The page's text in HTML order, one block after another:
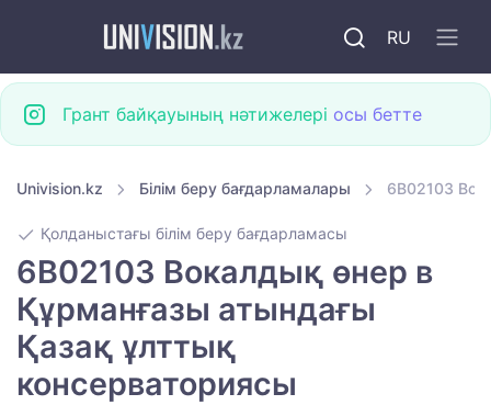
RU
Грант байқауының нәтижелері осы бетте
Univision.kz Білім беру бағдарламалары 6B02103
Қолданыстағы білім беру бағдарламасы
6B02103 Вокалдық өнер в
Құрманғазы атындағы
Қазақ ұлттық
консерваториясы